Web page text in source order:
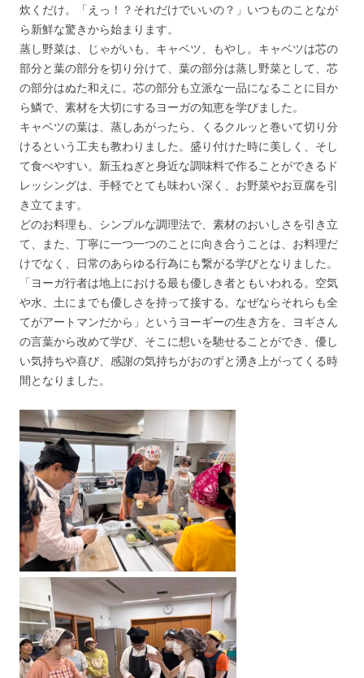
炊くだけ。「えっ！？それだけでいいの？」いつものことなが
ら新鮮な驚きから始まります。
蒸し野菜は、じゃがいも、キャベツ、もやし。キャベツは芯の
部分と葉の部分を切り分けて、葉の部分は蒸し野菜として、芯
の部分はぬた和えに。芯の部分も立派な一品になることに目か
ら鱗で、素材を大切にするヨーガの知恵を学びました。
キャベツの葉は、蒸しあがったら、くるクルッと巻いて切り分
けるという工夫も教わりました。盛り付けた時に美しく、そし
て食べやすい。新玉ねぎと身近な調味料で作ることができるド
レッシングは、手軽でとても味わい深く、お野菜やお豆腐を引
き立てます。
どのお料理も、シンプルな調理法で、素材のおいしさを引き立
て、また、丁寧に一つ一つのことに向き合うことは、お料理だ
けでなく、日常のあらゆる行為にも繋がる学びとなりました。
「ヨーガ行者は地上における最も優しき者ともいわれる。空気
や水、土にまでも優しさを持って接する。なぜならそれらも全
てがアートマンだから」というヨーギーの生き方を、ヨギさん
の言葉から改めて学び、そこに想いを馳せることができ、優し
い気持ちや喜び、感謝の気持ちがおのずと湧き上がってくる時
間となりました。